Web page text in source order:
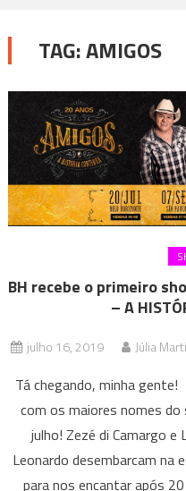
TAG:AMIGOS
BH recebe o primeiro
– A
julho 16, 2019 Júlia
Tá chegando, minha
com os maiores nomes
julho! Zezé di Camargo e
Leonardo desembarcam na
para nos encantar após